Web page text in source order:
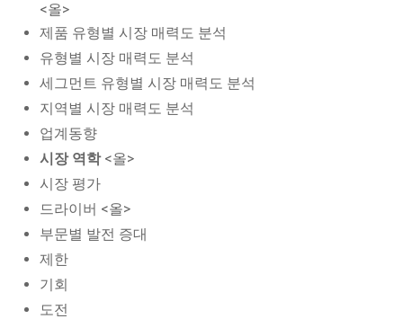
<올>
제품 유형별 시장 매력도 분석
유형별 시장 매력도 분석
세그먼트 유형별 시장 매력도 분석
지역별 시장 매력도 분석
업계동향
시장 역학<올>
시장 평가
드라이버 <올>
부문별 발전 증대
제한
기회
도전